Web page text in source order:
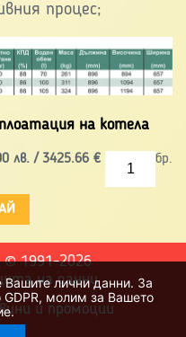
лични данни. За
GDPR, молим за Вашето
процес;
на котела
лв. / 3425.66 € бр.
©1991-2026
на данни
и промоции